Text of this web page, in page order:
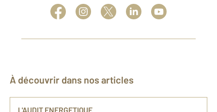
À découvrir dans nos articles
L'AUDIT ENERGETIQUE